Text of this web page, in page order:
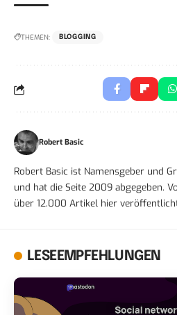
THEMEN: BLOGGING
Robert Basic
Robert Basic ist Namensgeber und
und hat die Seite 2009 abgegeben.
über 12.000 Artikel hier
LESEEMPFEHLUNGEN